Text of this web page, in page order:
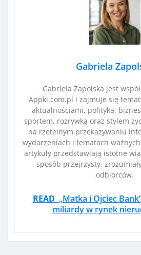
Gabriela
Gabriela Zapolska jest
Appki.com.pl i zajmuje się
aktualnościami, polityką,
sportem, rozrywką oraz stylem
na rzetelnym przekazywaniu
wydarzeniach i tematach
artykuły przedstawiają istotne
sposób przejrzysty,
odbiorców.
READ „Matka i Ojciec
miliardy w rynek